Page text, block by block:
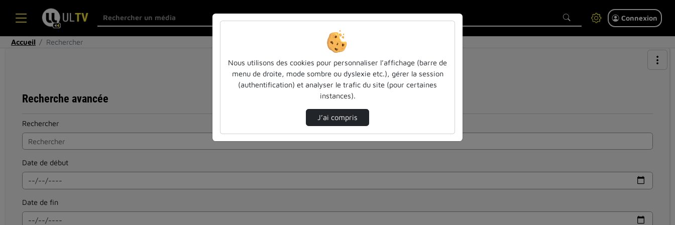
Connexion
Accueil Rechercher
Recherche avancée
Rechercher
Date de début
Date de fin
Nous utilisons des cookies pour personnaliser l’affichage (barre de
menu de droite, mode sombre ou dyslexie etc.), gérer la session
(authentification) et analyser le trafic du site (pour certaines
instances).
J’ai compris